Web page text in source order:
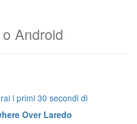
Android
i primi 30 secondi di
Over Laredo